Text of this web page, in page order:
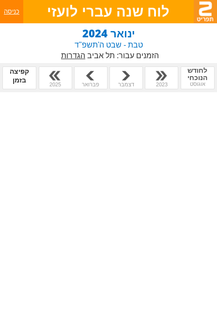
לוח שנה עברי לועזי כניסה
ינואר 2024
טבת - שבט ה'תשפ"ד
הזמנים עבור: תל אביב הגדרות
לחודש
הנוכחי
אוגוסט 2023 דצמבר פברואר 2025
קפיצה
בזמן